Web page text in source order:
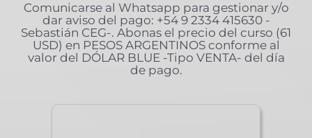
Comunicarse al Whatsapp para gestionar y/o
dar aviso del pago: +54 9 2334 415630 -
Sebastián CEG-. Abonas el precio del curso (61
USD) en PESOS ARGENTINOS conforme al
valor del DÓLAR BLUE -Tipo VENTA- del día
de pago.